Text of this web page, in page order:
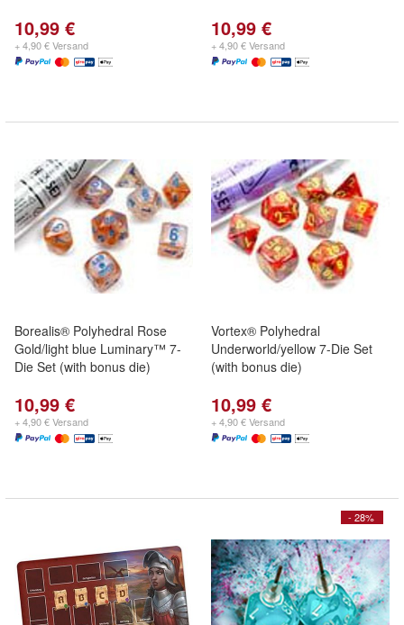
10,99 €
+ 4,90 € Versand
10,99 €
+ 4,90 € Versand
Borealis® Polyhedral Rose
Gold/light blue Luminary™ 7-
Die Set (with bonus die)
10,99 €
+ 4,90 € Versand
Vortex® Polyhedral
Underworld/yellow 7-Die Set
(with bonus die)
10,99 €
+ 4,90 € Versand
- 28%